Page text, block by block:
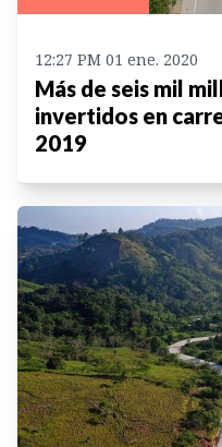
12:27 PM 01 ene. 2020
Más de seis mil
invertidos en
2019